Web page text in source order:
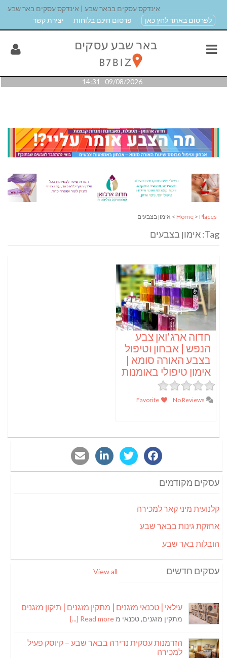
אינדקס עסקים בבאר שבע | אינדקס עסקים באר שבע
לפרסום באתר לחץ כאן
פרסום חינם בלוחות יצירת קשר
09/08/2026 14:31
Home > Places > אימון בצבעים
Tag: אימון בצבעים
חדוה ארג'ואן צבע
הנפש | אבחון וטיפול
בצבע האורה סומא |
אימון טיפולי באומנות
עסקים מקודמים
קלנועית מיני קאר למכירה
אחזקת גינות בבאר שבע
הובלות באר שבע
עסקים חדשים View all
עילאי | טכנאי מזגנים | מתקין מזגנים | תיקון מזגנים
מתקין מזגנים, טכנאי מRead more [...]
הזדמנות עסקית נדירה בבאר שבע – קיוסק פעיל
למכירה